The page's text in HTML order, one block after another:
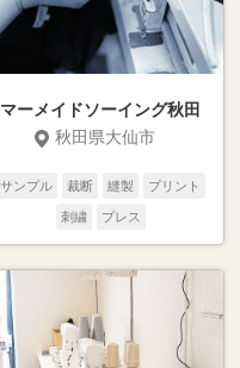
マーメイドソーイング秋田
秋田県大仙市
サンプル 裁断 縫製 プリント
刺繍 プレス